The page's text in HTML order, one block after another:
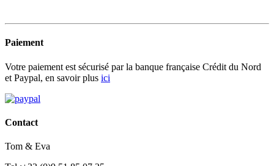
Paiement
Votre paiement est sécurisé par la banque française Crédit du Nord
et Paypal, en savoir plus ici
Contact
Tom & Eva